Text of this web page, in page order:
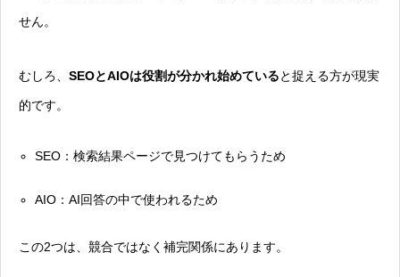
せん。
むしろ、 SEOとAIOは役割が分かれ始めていると捉える方が現実
的です。
SEO：検索結果ページで見つけてもらうため
AIO：AI回答の中で使われるため
この2つは、競合ではなく補完関係にあります。